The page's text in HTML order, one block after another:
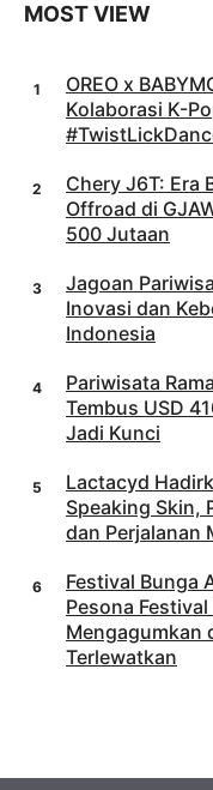
MOST VIEW
OREO x
Kolaborasi K-
Chery J6T: Era
Offroad di
500 Jutaan
Jagoan
Inovasi dan
Indonesia
Pariwisata
Tembus USD
Jadi Kunci
Lactacyd
Speaking Skin,
dan Perjalanan
Festival Bunga
Pesona
Mengagumkan
Terlewatkan